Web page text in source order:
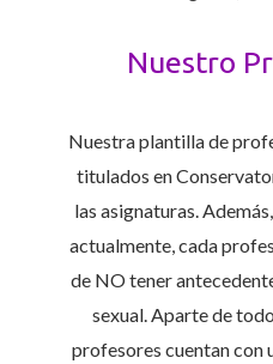
Nuestro
Nuestra plantilla de
titulados en
las asignaturas.
actualmente, cada
de NO tener
sexual. Aparte de
profesores cuentan con